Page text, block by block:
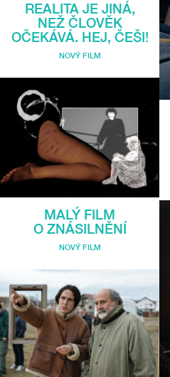
REALITA JE JINÁ,
NEŽ ČLOVĚK
OČEKÁVÁ. HEJ, ČEŠI!
NOVÝ FILM
MALÝ FILM
O ZNÁSILNĚNÍ
NOVÝ FILM